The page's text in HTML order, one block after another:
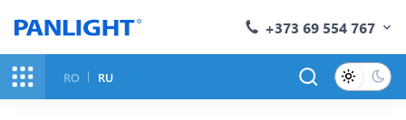
+373 69 554 767
RO RU